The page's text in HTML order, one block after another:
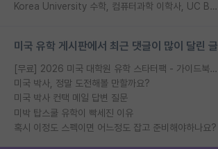
Korea University 수학, 컴퓨터과학 이학사, UC Berkeley 산업공학 대학원 공학박사가 되는 것은 쉽지 않겠죠?
미국 유학 게시판에서 최근 댓글이 많이 달린 글
[무료] 2026 미국 대학원 유학 스타터팩 - 가이드북 & 합격자 컨택메일 템플릿
미국 박사, 정말 도전해볼 만할까요?
미국 박사 컨택 메일 답변 질문
미박 탑스쿨 유학이 빡세진 이유
혹시 이정도 스펙이면 어느정도 잡고 준비해야하나요?